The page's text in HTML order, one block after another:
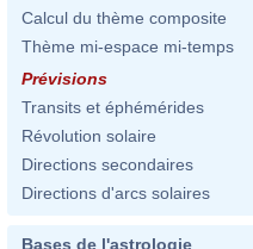
Calcul du thème composite
Thème mi-espace mi-temps
Prévisions
Transits et éphémérides
Révolution solaire
Directions secondaires
Directions d'arcs solaires
Bases de l'astrologie